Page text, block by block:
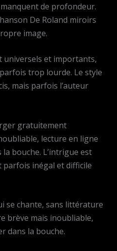
de profondeur.
De Roland miroirs
image.
universels et importants,
trop lourde. Le style
mais parfois l’auteur
gratuitement
lecture en ligne
bouche. L’intrigue est
parfois inégal et difficile
se chante, sans littérature
brève mais inoubliable,
dans la bouche.